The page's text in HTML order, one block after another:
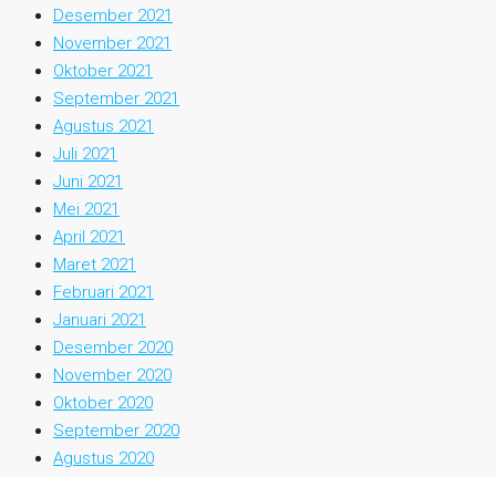
Desember 2021
November 2021
Oktober 2021
September 2021
Agustus 2021
Juli 2021
Juni 2021
Mei 2021
April 2021
Maret 2021
Februari 2021
Januari 2021
Desember 2020
November 2020
Oktober 2020
September 2020
Agustus 2020